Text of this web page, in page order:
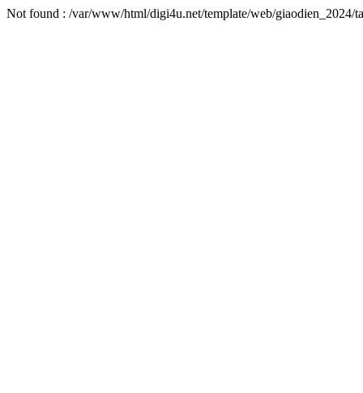
Not found : /var/www/html/digi4u.net/template/web/giaodien_2024/